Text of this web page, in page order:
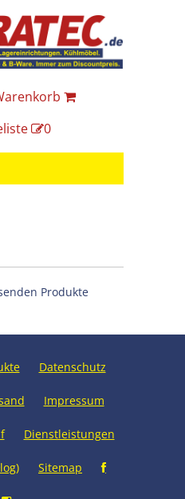
0
Produkte
Datenschutz
Impressum
Dienstleistungen
Sitemap